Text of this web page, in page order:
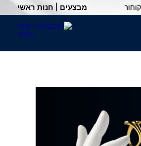
מבצעים חנות ראשי